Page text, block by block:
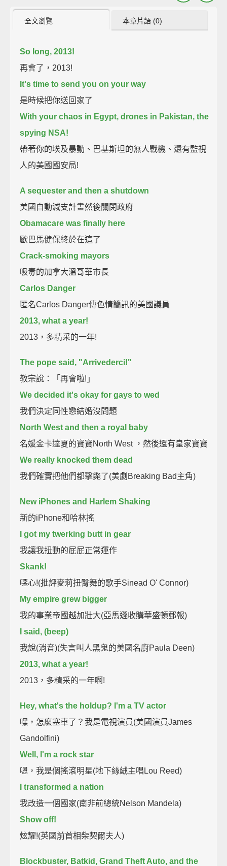
全文瀏覽 本章片語 (0)
So long, 2013!
再會了，2013!
It's time to send you on your way
是時候把你送回家了
With your chaos in Egypt, drones in Pakistan, the
spying NSA!
帶著你的埃及暴動、巴基斯坦的無人戰機、還有監視
人的美國國安局!
A sequester and then a shutdown
美國自動減支計畫然後關閉政府
Obamacare was finally here
歐巴馬健保終於在這了
Crack-smoking mayors
吸毒的加拿大溫哥華市長
Carlos Danger
匿名Carlos Danger傳色情簡訊的美國議員
2013, what a year!
2013，多精采的一年!
The pope said, "Arrivederci!"
教宗說：「再會啦!」
We decided it's okay for gays to wed
我們決定同性戀結婚沒問題
North West and then a royal baby
名媛金卡達夏的寶寶North West ，然後還有皇家寶寶
We really knocked them dead
我們確實把他們都擊斃了(美劇Breaking Bad主角)
New iPhones and Harlem Shaking
新的iPhone和哈林搖
I got my twerking butt in gear
我讓我扭動的屁屁正常運作
Skank!
噁心!(批評麥莉扭臀舞的歌手Sinead O' Connor)
My empire grew bigger
我的事業帝國越加壯大(亞馬遜收購華盛頓郵報)
I said, (beep)
我說(消音)(失言叫人黑鬼的美國名廚Paula Deen)
2013, what a year!
2013，多精采的一年啊!
Hey, what's the holdup? I'm a TV actor
嘿，怎麼塞車了？我是電視演員(美國演員James
Gandolfini)
Well, I'm a rock star
嗯，我是個搖滾明星(地下絲絨主唱Lou Reed)
I transformed a nation
我改造一個國家(南非前總統Nelson Mandela)
Show off!
炫耀!(英國前首相柴契爾夫人)
Blockbuster, Batkid, Grand Theft Auto, and the